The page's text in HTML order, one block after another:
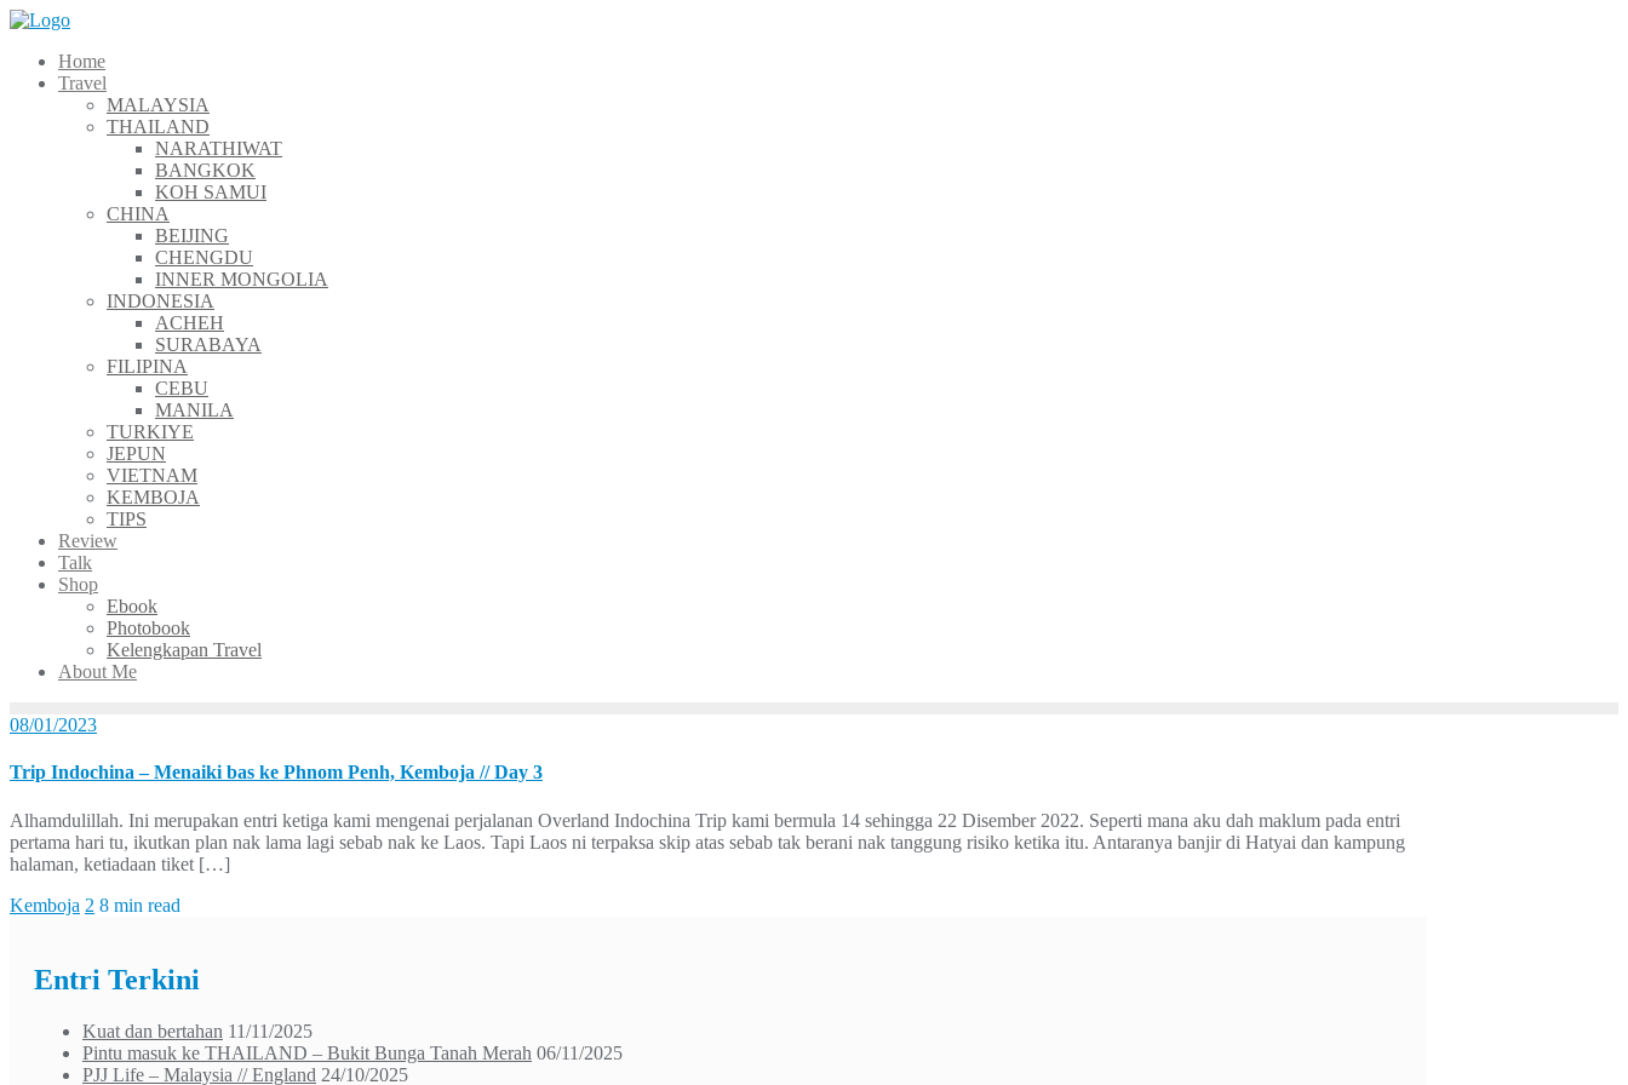
Skip
contentHome
Travel
MALAYSIA
THAILAND
NARATHIWAT
BANGKOK
KOH SAMUI
CHINA
BEIJING
CHENGDU
INNER MONGOLIA
INDONESIA
ACHEH
SURABAYA
FILIPINA
CEBU
MANILA
TURKIYE
JEPUN
VIETNAM
KEMBOJA
TIPS
Review
Talk
Shop
Ebook
Photobook
Kelengkapan Travel
About Me
08/01/2023
Trip Indochina – Menaiki bas ke Phnom Penh, Kemboja // Day 3
Alhamdulillah. Ini merupakan entri ketiga kami mengenai perjalanan Overland Indochina Trip kami bermula 14 sehingga 22 Disember 2022. Seperti mana aku dah maklum pada entri
pertama hari tu, ikutkan plan nak lama lagi sebab nak ke Laos. Tapi Laos ni terpaksa skip atas sebab tak berani nak tanggung risiko ketika itu. Antaranya banjir di Hatyai dan kampung
halaman, ketiadaan tiket […]
Kemboja 2 8 min read
Entri Terkini
Kuat dan bertahan 11/11/2025
Pintu masuk ke THAILAND – Bukit Bunga Tanah Merah 06/11/2025
PJJ Life – Malaysia // England 24/10/2025